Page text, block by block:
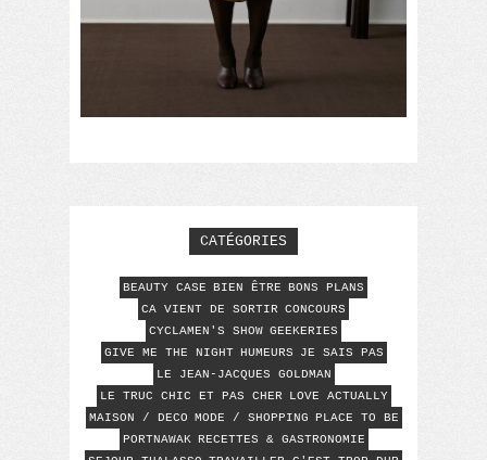
CATÉGORIES
BEAUTY CASE BIEN ÊTRE BONS PLANS
CA VIENT DE SORTIR CONCOURS
CYCLAMEN'S SHOW GEEKERIES
GIVE ME THE NIGHT HUMEURS
JE SAIS PAS
LE JEAN-JACQUES GOLDMAN
LE TRUC CHIC ET PAS CHER
LOVE ACTUALLY
MAISON / DECO MODE / SHOPPING PLACE TO BE
PORTNAWAK RECETTES & GASTRONOMIE